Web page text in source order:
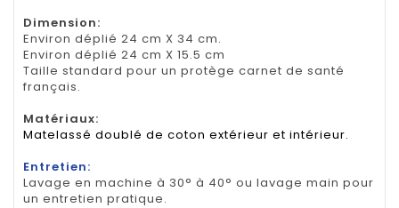
Dimension:
Environ déplié 24 cm X 34 cm.
Environ déplié 24 cm X 15.5 cm
Taille standard pour un protège carnet de santé
français.
Matériaux:
Matelassé doublé de coton extérieur et intérieur.
Entretien:
Lavage en machine à 30° à 40° ou lavage main pour
un entretien pratique.